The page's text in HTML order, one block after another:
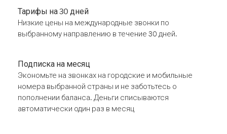
Тарифы на 30 дней
Низкие цены на международные звонки по
выбранному направлению в течение 30 дней.
Подписка на месяц
Экономьте на звонках на городские и мобильные
номера выбранной страны и не заботьтесь о
пополнении баланса. Деньги списываются
автоматически один раз в месяц